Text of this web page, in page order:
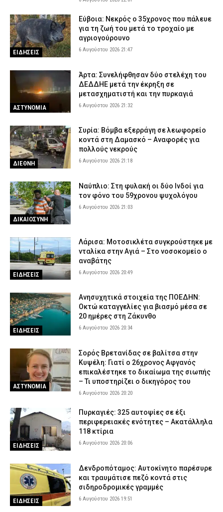
τις φλόγες ακόμη και τη νύχτα
ΕΙΔΗΣΕΙΣ 6 Αυγούστου 2026 15:48
Φωτιά στην περιοχή Κολυμπάδα στην Σκύρο – Ισχυρή
κινητοποίηση της Πυροσβεστικής
Κόρινθος: Άνδρας έσπασε τζαμαρία καταστήματος με πλάκα
πεζοδρομίου – Δείτε βίντεο
ΑΣΤΥΝΟΜΙΑ 6 Αυγούστου 2026 15:07
Τροχαίο στον Πύργο: Τραυματίστηκε σοβαρά ντελιβεράς μετά
από σφοδρή σύγκρουσης μηχανής με ΙΧ
ΕΙΔΗΣΕΙΣ 6 Αυγούστου 2026 14:58
ΕΙΔΗΣΕΙΣ
Εύβοια: Νεκρός ο 35χρονος που πάλευε
για τη ζωή του μετά το τροχαίο με
αγριογούρουνο
6 Αυγούστου 2026 21:47
ΑΣΤΥΝΟΜΙΑ
Άρτα: Συνελήφθησαν δύο στελέχη του
ΔΕΔΔΗΕ μετά την έκρηξη σε
μετασχηματιστή και την πυρκαγιά
6 Αυγούστου 2026 21:32
ΔΙΕΘΝΗ
Συρία: Βόμβα εξερράγη σε λεωφορείο
κοντά στη Δαμασκό – Αναφορές για
πολλούς νεκρούς
6 Αυγούστου 2026 21:18
ΔΙΚΑΙΟΣΥΝΗ
Ναύπλιο: Στη φυλακή οι δύο Ινδοί για
τον φόνο του 59χρονου ψυχολόγου
6 Αυγούστου 2026 21:03
ΕΙΔΗΣΕΙΣ
Λάρισα: Μοτοσικλέτα συγκρούστηκε με
νταλίκα στην Αγιά – Στο νοσοκομείο ο
αναβάτης
6 Αυγούστου 2026 20:49
ΕΙΔΗΣΕΙΣ
Ανησυχητικά στοιχεία της ΠΟΕΔΗΝ:
Οκτώ καταγγελίες για βιασμό μέσα σε
20 ημέρες στη Ζάκυνθο
6 Αυγούστου 2026 20:34
ΑΣΤΥΝΟΜΙΑ
Σορός Βρετανίδας σε βαλίτσα στην
Κυψέλη: Γιατί ο 26χρονος Αφγανός
επικαλέστηκε το δικαίωμα της σιωπής
– Τι υποστηρίζει ο δικηγόρος του
6 Αυγούστου 2026 20:20
ΕΙΔΗΣΕΙΣ
Πυρκαγιές: 325 αυτοψίες σε έξι
περιφερειακές ενότητες – Ακατάλληλα
118 κτίρια
6 Αυγούστου 2026 20:06
ΕΙΔΗΣΕΙΣ
Δενδροπόταμος: Αυτοκίνητο παρέσυρε
και τραυμάτισε πεζό κοντά στις
σιδηροδρομικές γραμμές
6 Αυγούστου 2026 19:51